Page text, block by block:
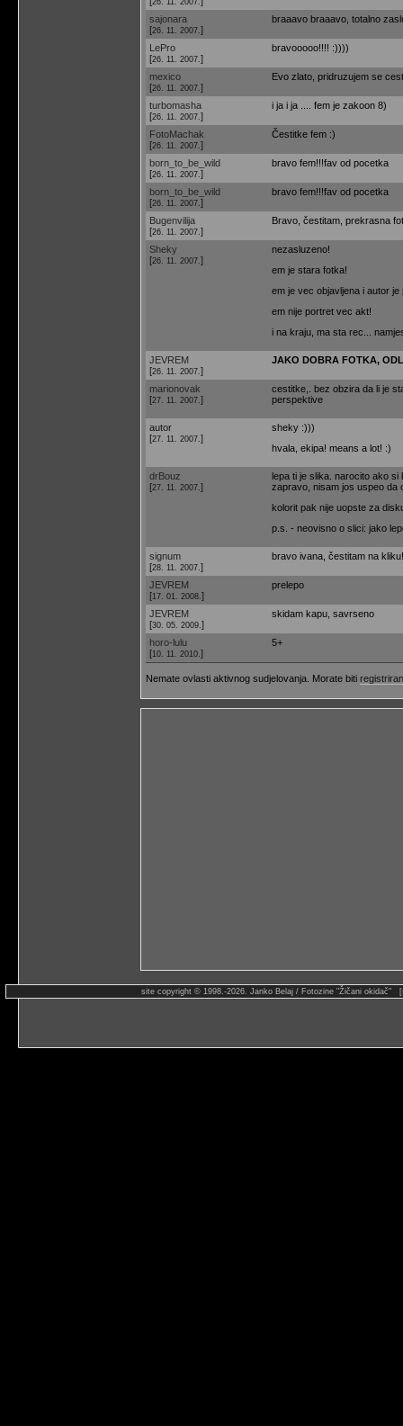
sajonara
[26. 11. 2007. ]
braaavo braaavo, totalno
LePro
[26. 11. 2007. ]
bravooooo!!!! :))))
mexico
[26. 11. 2007. ]
Evo zlato, pridruzujem se
turbomasha
[26. 11. 2007. ]
i ja i ja .... fem je zakoon 8)
FotoMachak
[26. 11. 2007. ]
Čestitke fem :)
born_to_be_wild
[26. 11. 2007. ]
bravo fem!!!fav od pocetka
born_to_be_wild
[26. 11. 2007. ]
bravo fem!!!fav od pocetka
Bugenvilija
[26. 11. 2007. ]
Bravo, čestitam, prekrasna
Sheky
[26. 11. 2007. ]
nezasluzeno!
em je stara fotka!
em je vec objavljena i autor je
em nije portret vec akt!
i na kraju, ma sta rec...
JEVREM
[26. 11. 2007. ]
JAKO DOBRA FOTKA,
marionovak
[27. 11. 2007. ]
cestitke,. bez obzira da li je
perspektive
autor
[27. 11. 2007. ]
sheky :)))
hvala, ekipa! means a lot! :)
drBouz
[27. 11. 2007. ]
lepa ti je slika. narocito ako
zapravo, nisam jos uspeo da
kolorit pak nije uopste za
p.s. - neovisno o slici: jako
signum
[28. 11. 2007. ]
bravo ivana, čestitam na
JEVREM
[17. 01. 2008. ]
prelepo
JEVREM
[30. 05. 2009. ]
skidam kapu, savrseno
horo-lulu
[10. 11. 2010. ]
5+
Nemate ovlasti aktivnog sudjelovanja. Morate biti
site copyright © 1998.-2026. Janko Belaj / Fotozine "Žičani okidač"